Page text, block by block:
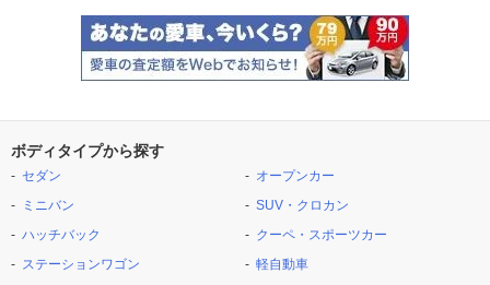
ボディタイプから探す
セダン
ミニバン
ハッチバック
ステーションワゴン
オープンカー
SUV・クロカン
クーペ・スポーツカー
軽自動車